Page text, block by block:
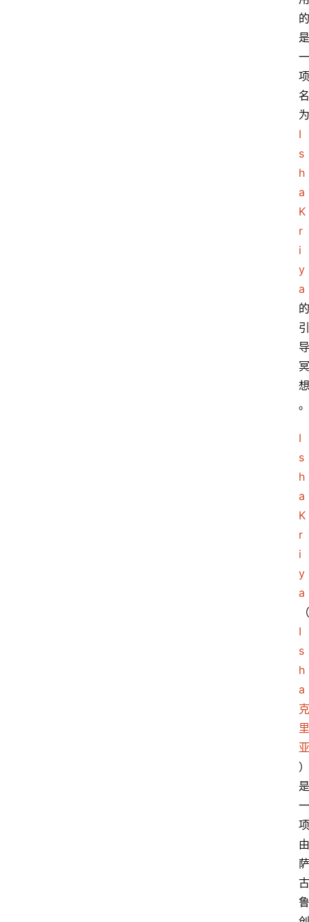
的
是
一
项
名
为
I
s
h
a
K
r
i
y
a
的
引
导
冥
想
。
I
s
h
a
K
r
i
y
a
（
I
s
h
a
克
里
亚
）
是
一
项
由
萨
古
鲁